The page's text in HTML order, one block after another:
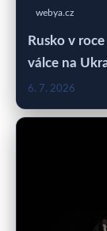
webya.cz
Rusko v
válce na
6. 7. 2026